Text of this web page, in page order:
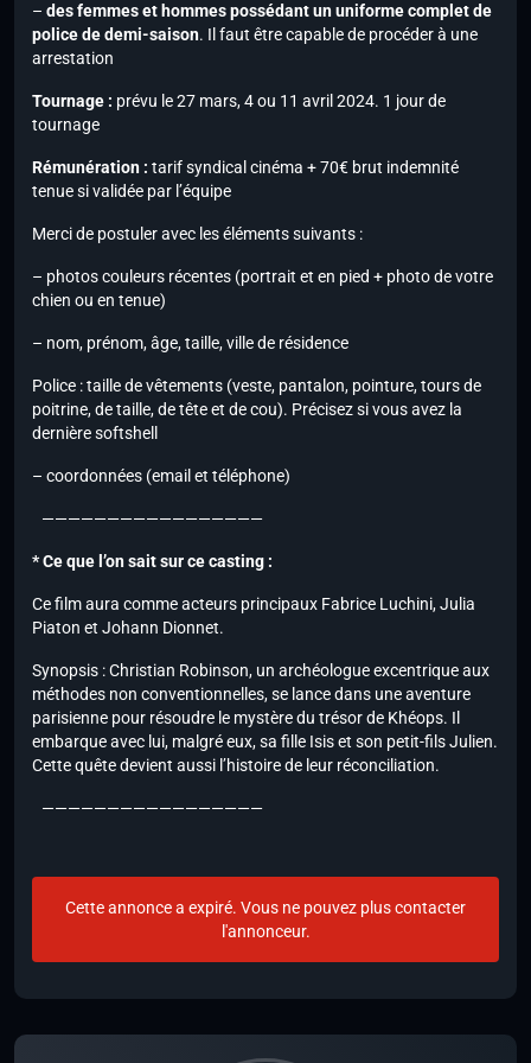
– des femmes et hommes possédant un uniforme complet de
police de demi-saison. Il faut être capable de procéder à une
arrestation
Tournage : prévu le 27 mars, 4 ou 11 avril 2024. 1 jour de
tournage
Rémunération : tarif syndical cinéma + 70€ brut indemnité
tenue si validée par l’équipe
Merci de postuler avec les éléments suivants :
– photos couleurs récentes (portrait et en pied + photo de votre
chien ou en tenue)
– nom, prénom, âge, taille, ville de résidence
Police : taille de vêtements (veste, pantalon, pointure, tours de
poitrine, de taille, de tête et de cou). Précisez si vous avez la
dernière softshell
– coordonnées (email et téléphone)
—————————————————
* Ce que l’on sait sur ce casting :
Ce film aura comme acteurs principaux Fabrice Luchini, Julia
Piaton et Johann Dionnet.
Synopsis : Christian Robinson, un archéologue excentrique aux
méthodes non conventionnelles, se lance dans une aventure
parisienne pour résoudre le mystère du trésor de Khéops. Il
embarque avec lui, malgré eux, sa fille Isis et son petit-fils Julien.
Cette quête devient aussi l’histoire de leur réconciliation.
—————————————————
Cette annonce a expiré. Vous ne pouvez plus contacter
l'annonceur.